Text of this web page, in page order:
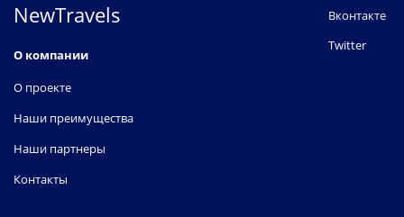
NewTravels
О компании
О проекте
Наши преимущества
Наши партнеры
Контакты
Вконтакте
Twitter